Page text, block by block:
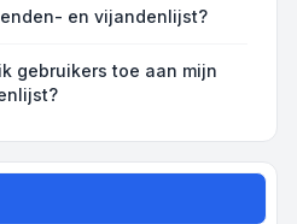
en vijandenlijst?
gebruikers toe aan mijn